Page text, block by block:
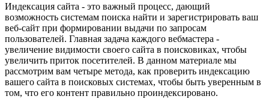
Индексация сайта - это важный процесс, дающий
возможность системам поиска найти и зарегистрировать ваш
веб-сайт при формировании выдачи по запросам
пользователей. Главная задача каждого вебмастера -
увеличение видимости своего сайта в поисковиках, чтобы
увеличить приток посетителей. В данном материале мы
рассмотрим вам четыре метода, как проверить индексацию
вашего сайта в поисковых системах, чтобы быть уверенным в
том, что его контент правильно проиндексировано.